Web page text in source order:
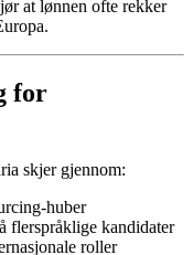
at lønnen ofte rekker
for
skjer gjennom:
huber
flerspråklige kandidater
roller